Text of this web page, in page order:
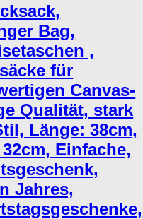
Bag,
,
für
Canvas-
Qualität, stark
Länge: 38cm,
Einfache,
Jahres,